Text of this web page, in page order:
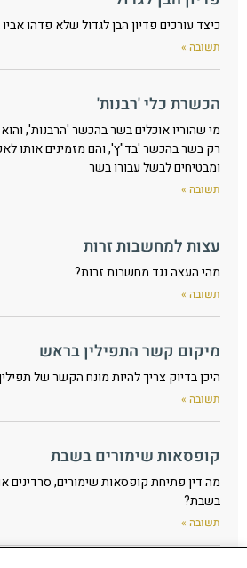
כיצד עורכים פדיון הבן לגדול שלא פדהו
תשובה »
הכשרת כלי 'רבנות'
מי שהוריו אוכלים בשר בהכשר 'הרבנות',
רק בשר בהכשר 'בד"ץ', והם מזמינים אותו
ומבטיחים לבשל עבורו בשר
תשובה »
עצות למחשבות זרות
מהי העצה נגד מחשבות זרות?
תשובה »
מיקום קשר התפילין בראש
היכן בדיוק צריך להיות מונח הקשר של
תשובה »
קופסאות שימורים בשבת
מה דין פתיחת קופסאות שימורים, סרדינים
בשבת?
תשובה »